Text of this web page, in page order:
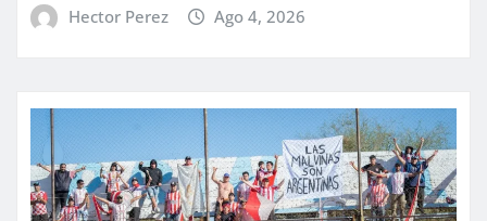
Hector Perez Ago 4, 2026